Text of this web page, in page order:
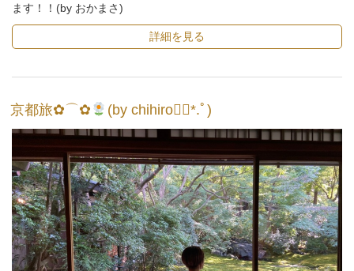
ます！！(by おかまさ)
詳細を見る
京都旅✿⌒✿ (by chihiro❁⃘*.ﾟ)